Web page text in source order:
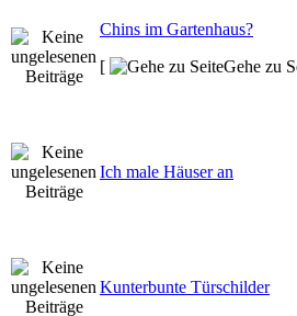
Chins im Gartenhaus?
[
Gehe zu
Ich male Häuser an
Kunterbunte Türschilder